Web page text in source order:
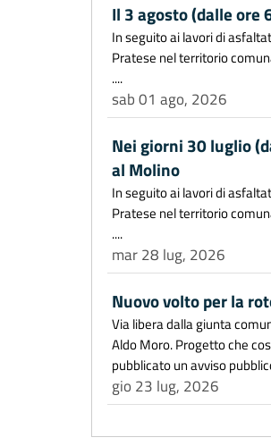
Il 3 agosto (dalle ore
In seguito ai lavori di
Pratese nel territorio
....
sab 01 ago, 2026
Nei giorni 30 luglio
al Molino
In seguito ai lavori di
Pratese nel territorio
....
mar 28 lug, 2026
Nuovo volto per la
Via libera dalla giunta
Aldo Moro. Progetto che
pubblicato un avviso
gio 23 lug, 2026